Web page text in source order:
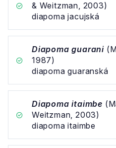
& Weitzman, 2003)
diapoma jacujská
Diapoma guarani
1987)
diapoma guaranská
Diapoma itaimbe
Weitzman, 2003)
diapoma itaimbe